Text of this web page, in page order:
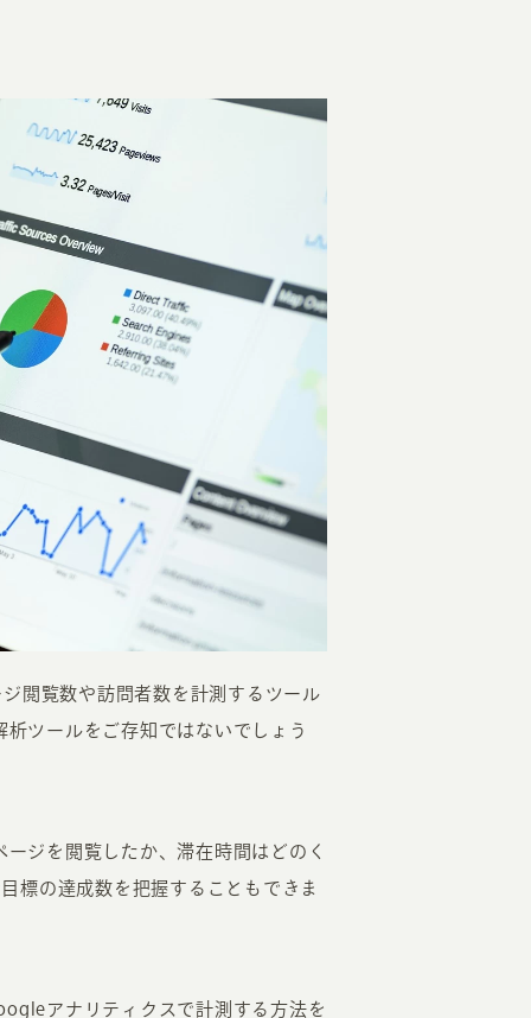
イアント専属チームによる戦略会議
専門のライターがすべての原稿を執筆
閲覧数や訪問者数を計測するツール
ツールをご存知ではないでしょう
ジを閲覧したか、滞在時間はどのく
標の達成数を把握することもできま
アナリティクスで計測する方法を